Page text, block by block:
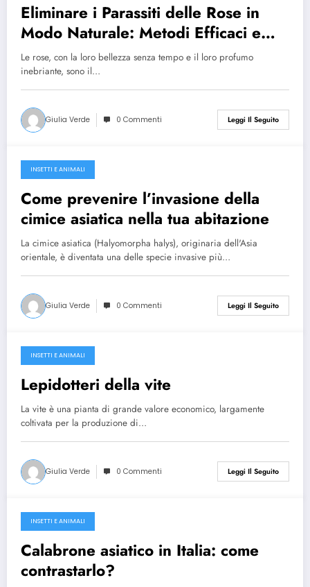
Eliminare i Parassiti delle Rose in
Modo Naturale: Metodi Efficaci e
Sostenibili
Le rose, con la loro bellezza senza tempo e il loro profumo
inebriante, sono il…
Giulia Verde 0 Commenti Leggi Il Seguito
Aprile 28, 2024
INSETTI E ANIMALI
Come prevenire l’invasione della
cimice asiatica nella tua abitazione
La cimice asiatica (Halyomorpha halys), originaria dell'Asia
orientale, è diventata una delle specie invasive più…
Giulia Verde 0 Commenti Leggi Il Seguito
Aprile 20, 2024
INSETTI E ANIMALI
Lepidotteri della vite
La vite è una pianta di grande valore economico, largamente
coltivata per la produzione di…
Giulia Verde 0 Commenti Leggi Il Seguito
Marzo 30, 2024
INSETTI E ANIMALI
Calabrone asiatico in Italia: come
contrastarlo?